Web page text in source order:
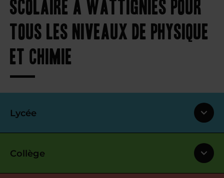
scolaire à Wattignies pour
tous les niveaux de physique
et chimie
Lycée
Collège